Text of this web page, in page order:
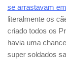
se arrastavam
literalmente os
criado todos os
havia uma
super soldados